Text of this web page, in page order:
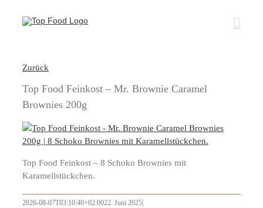
Inhalt
Zurück
Top Food Feinkost – Mr. Brownie Caramel
Brownies 200g
Top Food Feinkost – 8 Schoko Brownies mit
Karamellstückchen.
2026-08-07T03:10:40+02:0022. Juni 2025